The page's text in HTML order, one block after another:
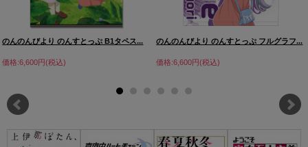
のんのんびより のんすとっぷ B1タペス...
価格:6,600円(税込)
のんのんびより のんすとっぷ フルグラフ...
価格:6,600円(税込)